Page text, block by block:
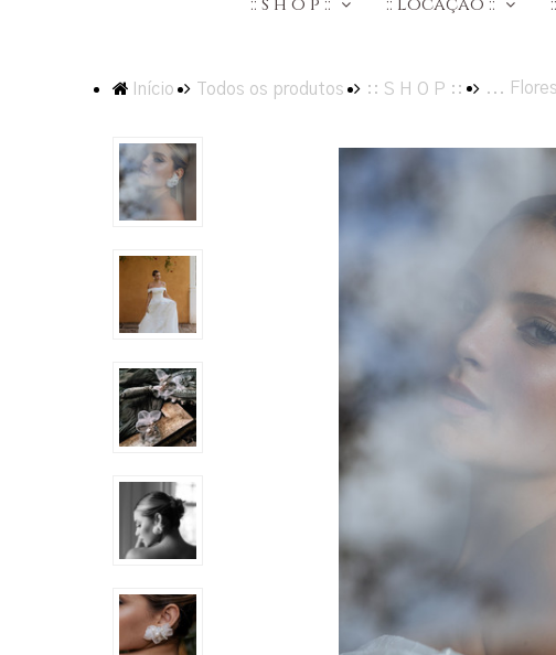
Início Todos os produtos :: S H O P :: ... Flores